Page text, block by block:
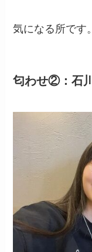
気になる所です。
匂わせ②：石